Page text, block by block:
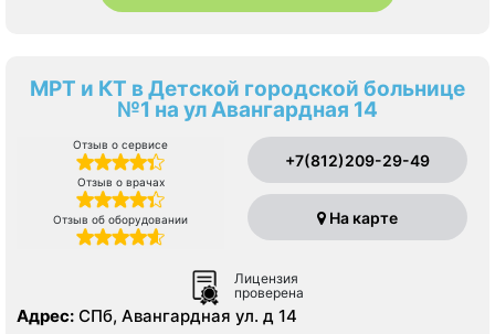
МРТ и КТ в Детской городской больнице
№1 на ул Авангардная 14
Отзыв о сервисе
Отзыв о врачах
Отзыв об оборудовании
+7(812)209-29-49
На карте
Лицензия
проверена
Адрес: СПб, Авангардная ул. д 14